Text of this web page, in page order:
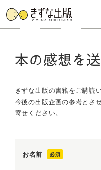
きずな出版の書籍をご購読
今後の出版企画の参考とさ
寄せください。
お名前